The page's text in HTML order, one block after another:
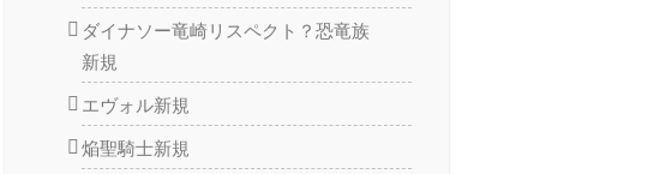
ダイナソー竜崎リスペクト？恐竜族
新規
エヴォル新規
焔聖騎士新規